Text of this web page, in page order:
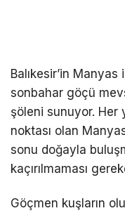
Balıkesir’in
sonbahar göçü
şöleni sunuyor. Her
noktası olan
sonu doğayla
kaçırılmaması
Göçmen kuşların